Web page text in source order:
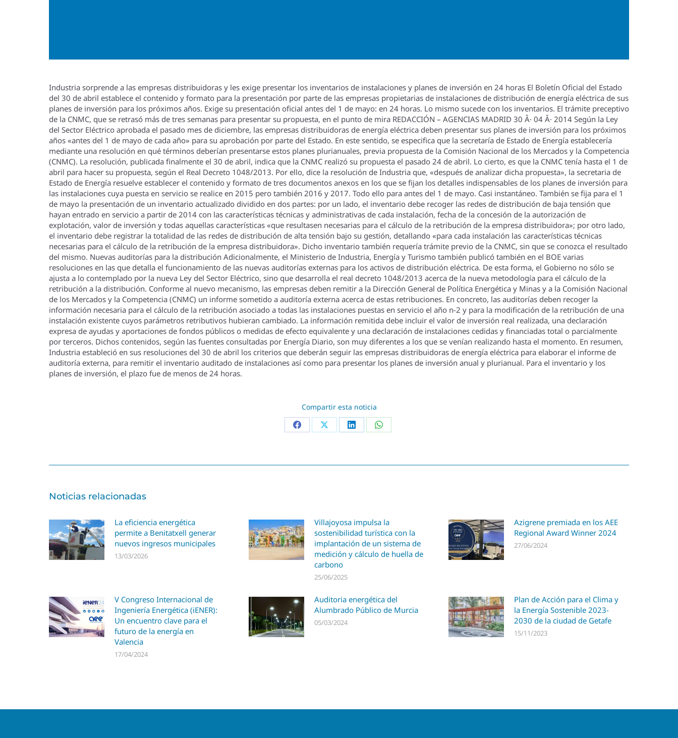
Industria sorprende a las empresas distribuidoras y les exige presentar los inventarios de instalaciones y planes de inversión en 24 horas El Boletí­n Oficial del Estado
del 30 de abril establece el contenido y formato para la presentación por parte de las empresas propietarias de instalaciones de distribución de energí­a eléctrica de sus
planes de inversión para los próximos años. Exige su presentación oficial antes del 1 de mayo: en 24 horas. Lo mismo sucede con los inventarios. El trámite preceptivo
de la CNMC, que se retrasó más de tres semanas para presentar su propuesta, en el punto de mira REDACCIÓN – AGENCIAS MADRID 30 Â· 04 Â· 2014 Según la Ley
del Sector Eléctrico aprobada el pasado mes de diciembre, las empresas distribuidoras de energí­a eléctrica deben presentar sus planes de inversión para los próximos
años «antes del 1 de mayo de cada año» para su aprobación por parte del Estado. En este sentido, se especifica que la secretarí­a de Estado de Energí­a establecerí­a
mediante una resolución en qué términos deberí­an presentarse estos planes plurianuales, previa propuesta de la Comisión Nacional de los Mercados y la Competencia
(CNMC). La resolución, publicada finalmente el 30 de abril, indica que la CNMC realizó su propuesta el pasado 24 de abril. Lo cierto, es que la CNMC tení­a hasta el 1 de
abril para hacer su propuesta, según el Real Decreto 1048/2013. Por ello, dice la resolución de Industria que, «después de analizar dicha propuesta», la secretaria de
Estado de Energí­a resuelve establecer el contenido y formato de tres documentos anexos en los que se fijan los detalles indispensables de los planes de inversión para
las instalaciones cuya puesta en servicio se realice en 2015 pero también 2016 y 2017. Todo ello para antes del 1 de mayo. Casi instantáneo. También se fija para el 1
de mayo la presentación de un inventario actualizado dividido en dos partes: por un lado, el inventario debe recoger las redes de distribución de baja tensión que
hayan entrado en servicio a partir de 2014 con las caracterí­sticas técnicas y administrativas de cada instalación, fecha de la concesión de la autorización de
explotación, valor de inversión y todas aquellas caracterí­sticas «que resultasen necesarias para el cálculo de la retribución de la empresa distribuidora»; por otro lado,
el inventario debe registrar la totalidad de las redes de distribución de alta tensión bajo su gestión, detallando «para cada instalación las caracterí­sticas técnicas
necesarias para el cálculo de la retribución de la empresa distribuidora». Dicho inventario también requerí­a trámite previo de la CNMC, sin que se conozca el resultado
del mismo. Nuevas auditorí­as para la distribución Adicionalmente, el Ministerio de Industria, Energí­a y Turismo también publicó también en el BOE varias
resoluciones en las que detalla el funcionamiento de las nuevas auditorí­as externas para los activos de distribución eléctrica. De esta forma, el Gobierno no sólo se
ajusta a lo contemplado por la nueva Ley del Sector Eléctrico, sino que desarrolla el real decreto 1048/2013 acerca de la nueva metodologí­a para el cálculo de la
retribución a la distribución. Conforme al nuevo mecanismo, las empresas deben remitir a la Dirección General de Polí­tica Energética y Minas y a la Comisión Nacional
de los Mercados y la Competencia (CNMC) un informe sometido a auditorí­a externa acerca de estas retribuciones. En concreto, las auditorí­as deben recoger la
información necesaria para el cálculo de la retribución asociado a todas las instalaciones puestas en servicio el año n-2 y para la modificación de la retribución de una
instalación existente cuyos parámetros retributivos hubieran cambiado. La información remitida debe incluir el valor de inversión real realizada, una declaración
expresa de ayudas y aportaciones de fondos públicos o medidas de efecto equivalente y una declaración de instalaciones cedidas y financiadas total o parcialmente
por terceros. Dichos contenidos, según las fuentes consultadas por Energí­a Diario, son muy diferentes a los que se vení­an realizando hasta el momento. En resumen,
Industria estableció en sus resoluciones del 30 de abril los criterios que deberán seguir las empresas distribuidoras de energí­a eléctrica para elaborar el informe de
auditorí­a externa, para remitir el inventario auditado de instalaciones así­ como para presentar los planes de inversión anual y plurianual. Para el inventario y los
planes de inversión, el plazo fue de menos de 24 horas.
Compartir esta noticia
Noticias relacionadas
La eficiencia energética
permite a Benitatxell generar
nuevos ingresos municipales
13/03/2026
Villajoyosa impulsa la
sostenibilidad turística con la
implantación de un sistema de
medición y cálculo de huella de
carbono
25/06/2025
Azigrene premiada en los AEE
Regional Award Winner 2024
27/06/2024
V Congreso Internacional de
Ingeniería Energética (iENER):
Un encuentro clave para el
futuro de la energía en
Valencia
17/04/2024
Auditoria energética del
Alumbrado Público de Murcia
05/03/2024
Plan de Acción para el Clima y
la Energía Sostenible 2023-
2030 de la ciudad de Getafe
15/11/2023